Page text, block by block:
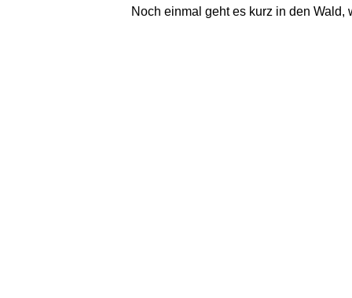
Noch einmal geht es kurz in den